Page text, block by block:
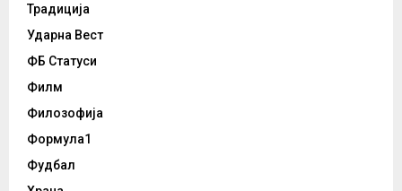
Традиција
Ударна Вест
ФБ Статуси
Филм
Филозофија
Формула1
Фудбал